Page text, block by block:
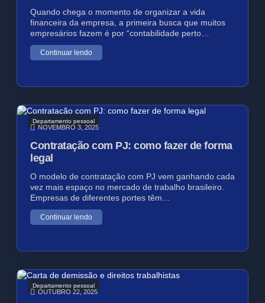
Quando chega o momento de organizar a vida
financeira da empresa, a primeira busca que muitos
empresários fazem é por “contabilidade perto…
Continuar lendo
Departamento pessoal
NOVEMBRO 3, 2025
Contratação com PJ: como fazer de forma
legal
O modelo de contratação com PJ vem ganhando cada
vez mais espaço no mercado de trabalho brasileiro.
Empresas de diferentes portes têm…
Continuar lendo
Departamento pessoal
OUTUBRO 22, 2025